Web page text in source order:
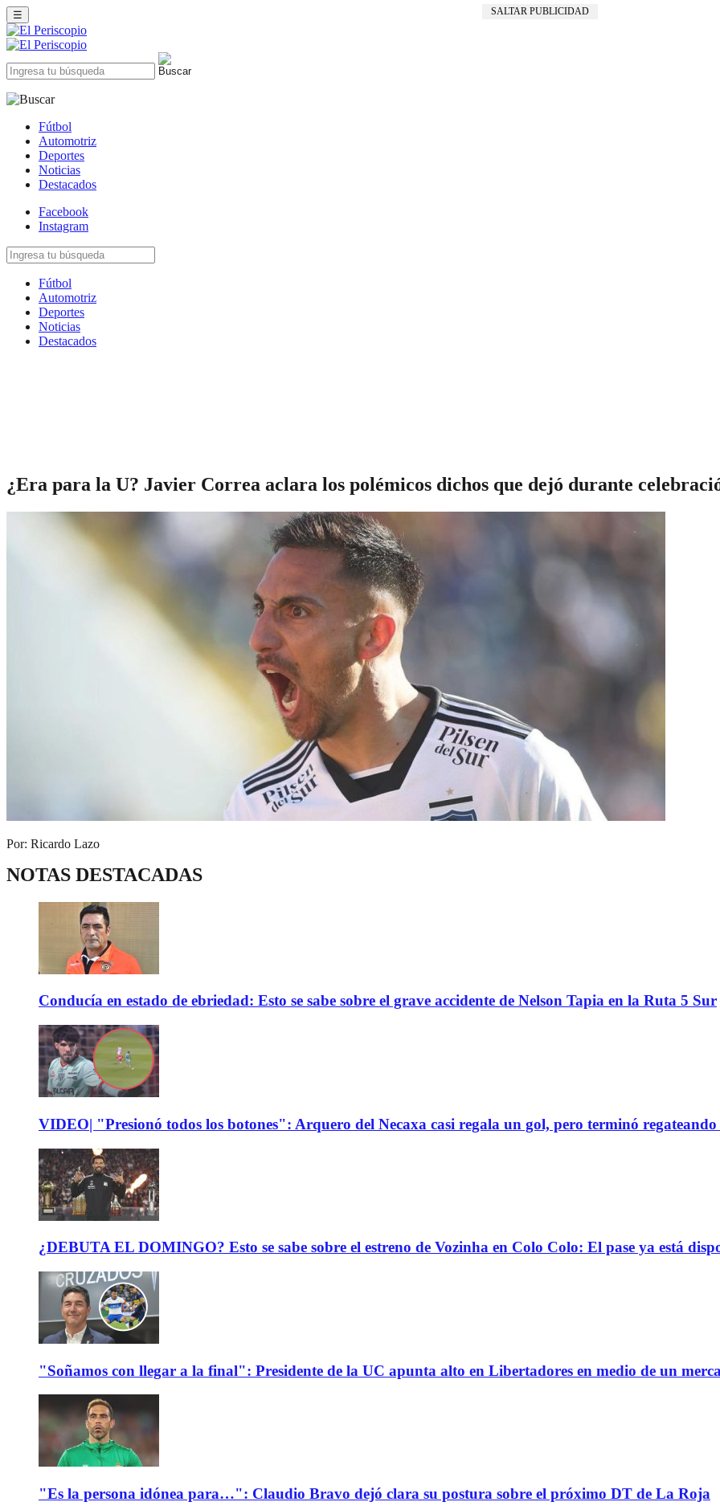
SALTAR PUBLICIDAD
☰
Fútbol
Automotriz
Deportes
Noticias
Destacados
Facebook
Instagram
Fútbol
Automotriz
Deportes
Noticias
Destacados
¿Era para la U? Javier Correa aclara los polémicos dichos que dejó durante
Por: Ricardo Lazo
NOTAS DESTACADAS
Conducía en estado de ebriedad: Esto se sabe sobre el grave accidente de Nelson Tapia en la Ruta 5 Sur
VIDEO| "Presionó todos los botones": Arquero del Necaxa casi regala un gol, pero terminó
¿DEBUTA EL DOMINGO? Esto se sabe sobre el estreno de Vozinha en Colo Colo: El pase ya está
"Soñamos con llegar a la final": Presidente de la UC apunta alto en Libertadores en medio de un
"Es la persona idónea para…": Claudio Bravo dejó clara su postura sobre el próximo DT de La Roja